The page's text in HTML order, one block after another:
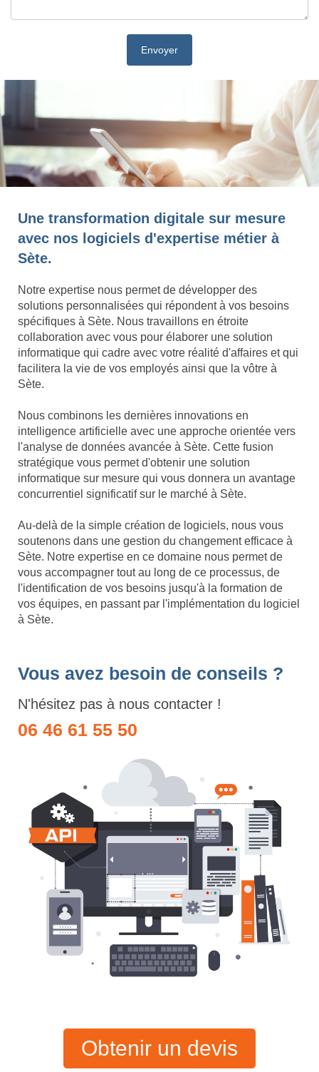
Une transformation digitale sur mesure
avec nos logiciels d'expertise métier à
Sète.
Notre expertise nous permet de développer des
solutions personnalisées qui répondent à vos besoins
spécifiques à Sète. Nous travaillons en étroite
collaboration avec vous pour élaborer une solution
informatique qui cadre avec votre réalité d'affaires et qui
facilitera la vie de vos employés ainsi que la vôtre à
Sète.
Nous combinons les dernières innovations en
intelligence artificielle avec une approche orientée vers
l'analyse de données avancée à Sète. Cette fusion
stratégique vous permet d'obtenir une solution
informatique sur mesure qui vous donnera un avantage
concurrentiel significatif sur le marché à Sète.
Au-delà de la simple création de logiciels, nous vous
soutenons dans une gestion du changement efficace à
Sète. Notre expertise en ce domaine nous permet de
vous accompagner tout au long de ce processus, de
l'identification de vos besoins jusqu'à la formation de
vos équipes, en passant par l'implémentation du logiciel
à Sète.
Vous avez besoin de conseils ?
N'hésitez pas à nous contacter !
06 46 61 55 50
Obtenir un devis